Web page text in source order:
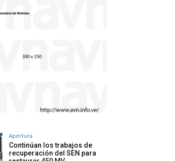
Apertura
Continúan los trabajos de
recuperación del SEN para